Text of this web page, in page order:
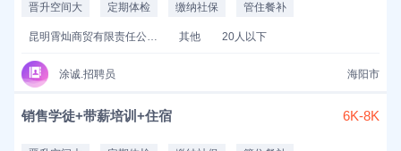
晋升空间大 定期体检 缴纳社保 管住餐补
昆明霄灿商贸有限责任公司 其他 20人以下
涂诚.招聘员 海阳市
销售学徒+带薪培训+住宿 6K-8K